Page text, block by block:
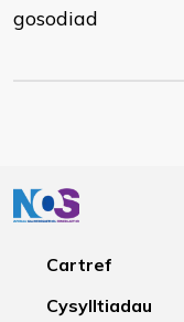
gosodiad
Cartref
Cysylltiadau